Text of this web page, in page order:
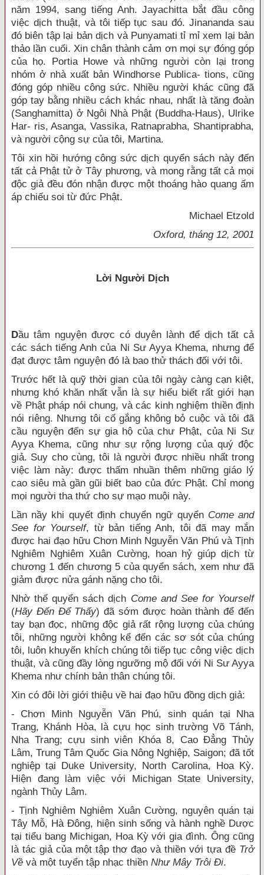
năm 1994, sang tiếng Anh. Jayachitta bắt đầu công
việc dịch thuật, và tôi tiếp tục sau đó. Jinananda sau
đó biên tập lại bản dịch và Punyamati tỉ mỉ xem lại bản
thảo lần cuối. Xin chân thành cảm ơn mọi sự đóng góp
của họ. Portia Howe và những người còn lại trong
nhóm ở nhà xuất bản Windhorse Publica- tions, cũng
đóng góp nhiều công sức. Nhiều người khác cũng đã
góp tay bằng nhiều cách khác nhau, nhất là tăng đoàn
(Sanghamitta) ở Ngôi Nhà Phật (Buddha-Haus), Ulrike
Har- ris, Asanga, Vassika, Ratnaprabha, Shantiprabha,
và người cộng sự của tôi, Martina.
Tôi xin hồi hướng công sức dịch quyển sách này đến
tất cả Phật tử ở Tây phương, và mong rằng tất cả mọi
độc giả đều đón nhận được một thoáng hào quang ấm
áp chiếu soi từ đức Phật.
Michael Etzold
Oxford, tháng 12, 2001
Lời Người Dịch
Dầu tâm nguyện được có duyên lành để dịch tất cả
các sách tiếng Anh của Ni Sư Ayya Khema, nhưng để
đạt được tâm nguyện đó là bao thử thách đối với tôi.
Trước hết là quỹ thời gian của tôi ngày càng cạn kiệt,
nhưng khó khăn nhất vẫn là sự hiểu biết rất giới hạn
về Phật pháp nói chung, và các kinh nghiệm thiền định
nói riêng. Nhưng tôi cố gắng không bỏ cuộc và tôi đã
cầu nguyện đến sự gia hộ của chư Phật, của Ni Sư
Ayya Khema, cũng như sự rộng lượng của quý độc
giả. Suy cho cùng, tôi là người được nhiều nhất trong
việc làm này: được thấm nhuần thêm những giáo lý
cao siêu mà gần gũi biết bao của đức Phật. Chỉ mong
mọi người tha thứ cho sự mạo muội này.
Lần nầy khi quyết định chuyển ngữ quyển Come and
See for Yourself, từ bản tiếng Anh, tôi đã may mắn
được hai đạo hữu Chơn Minh Nguyễn Văn Phú và Tịnh
Nghiêm Nghiêm Xuân Cường, hoan hỷ giúp dịch từ
chương 1 đến chương 5 của quyển sách, xem như đã
giảm được nửa gánh nặng cho tôi.
Nhờ thế quyển sách dịch Come and See for Yourself
(Hãy Đến Để Thấy) đã sớm được hoàn thành để đến
tay bạn đọc, những độc giả rất rộng lượng của chúng
tôi, những người không kể đến các sơ sót của chúng
tôi, luôn khuyến khích chúng tôi tiếp tục công việc dịch
thuật, và cũng đầy lòng ngưỡng mộ đối với Ni Sư Ayya
Khema như chính bản thân chúng tôi.
Xin có đôi lời giới thiệu về hai đạo hữu đồng dịch giả:
- Chơn Minh Nguyễn Văn Phú, sinh quán tại Nha
Trang, Khánh Hòa, là cựu học sinh trường Võ Tánh,
Nha Trang; cựu sinh viên Khóa 8, Cao Đẳng Thủy
Lâm, Trung Tâm Quốc Gia Nông Nghiệp, Saigon; đã tốt
nghiệp tại Duke University, North Carolina, Hoa Kỳ.
Hiện đang làm việc với Michigan State University,
ngành Thủy Lâm.
- Tịnh Nghiêm Nghiêm Xuân Cường, nguyên quán tại
Tây Mỗ, Hà Đông, hiện sinh sống và hành nghề Dược
tại tiểu bang Michigan, Hoa Kỳ với gia đình. Ông cũng
là tác giả của một tập thơ đạo và thiền với tựa đề Trở
Về và một tuyển tập nhạc thiền Như Mây Trôi Đi.